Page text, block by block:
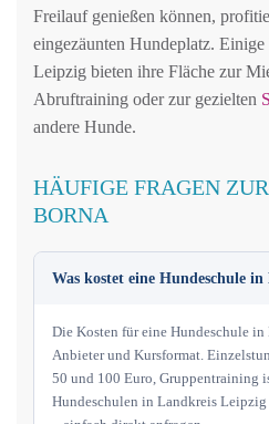
Freilauf genießen können,
eingezäunten Hundeplatz.
Leipzig bieten ihre Fläche zur
Abruftraining oder zur gezielten
andere Hunde.
HÄUFIGE FRAGEN
BORNA
Was kostet eine Hundeschule in
Die Kosten für eine Hundeschule
Anbieter und Kursformat.
50 und 100 Euro, Gruppentraining
Hundeschulen in Landkreis Leipzig